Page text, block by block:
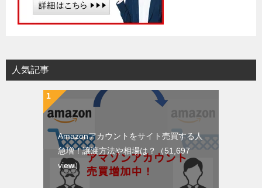
人気記事
Amazonアカウントをサイト売買する人
急増！譲渡方法や相場は？（51,697
view）